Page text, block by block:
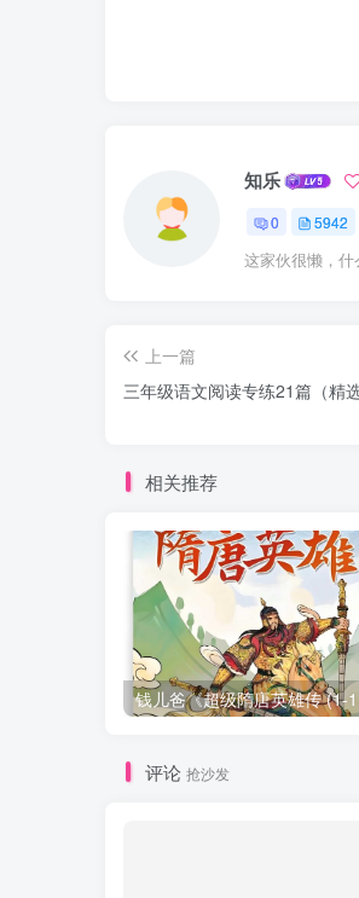
知乐
0 5942
这家伙很懒，
上一篇
三年级语文阅读专练21篇（精选
相关推荐
评论 抢沙发